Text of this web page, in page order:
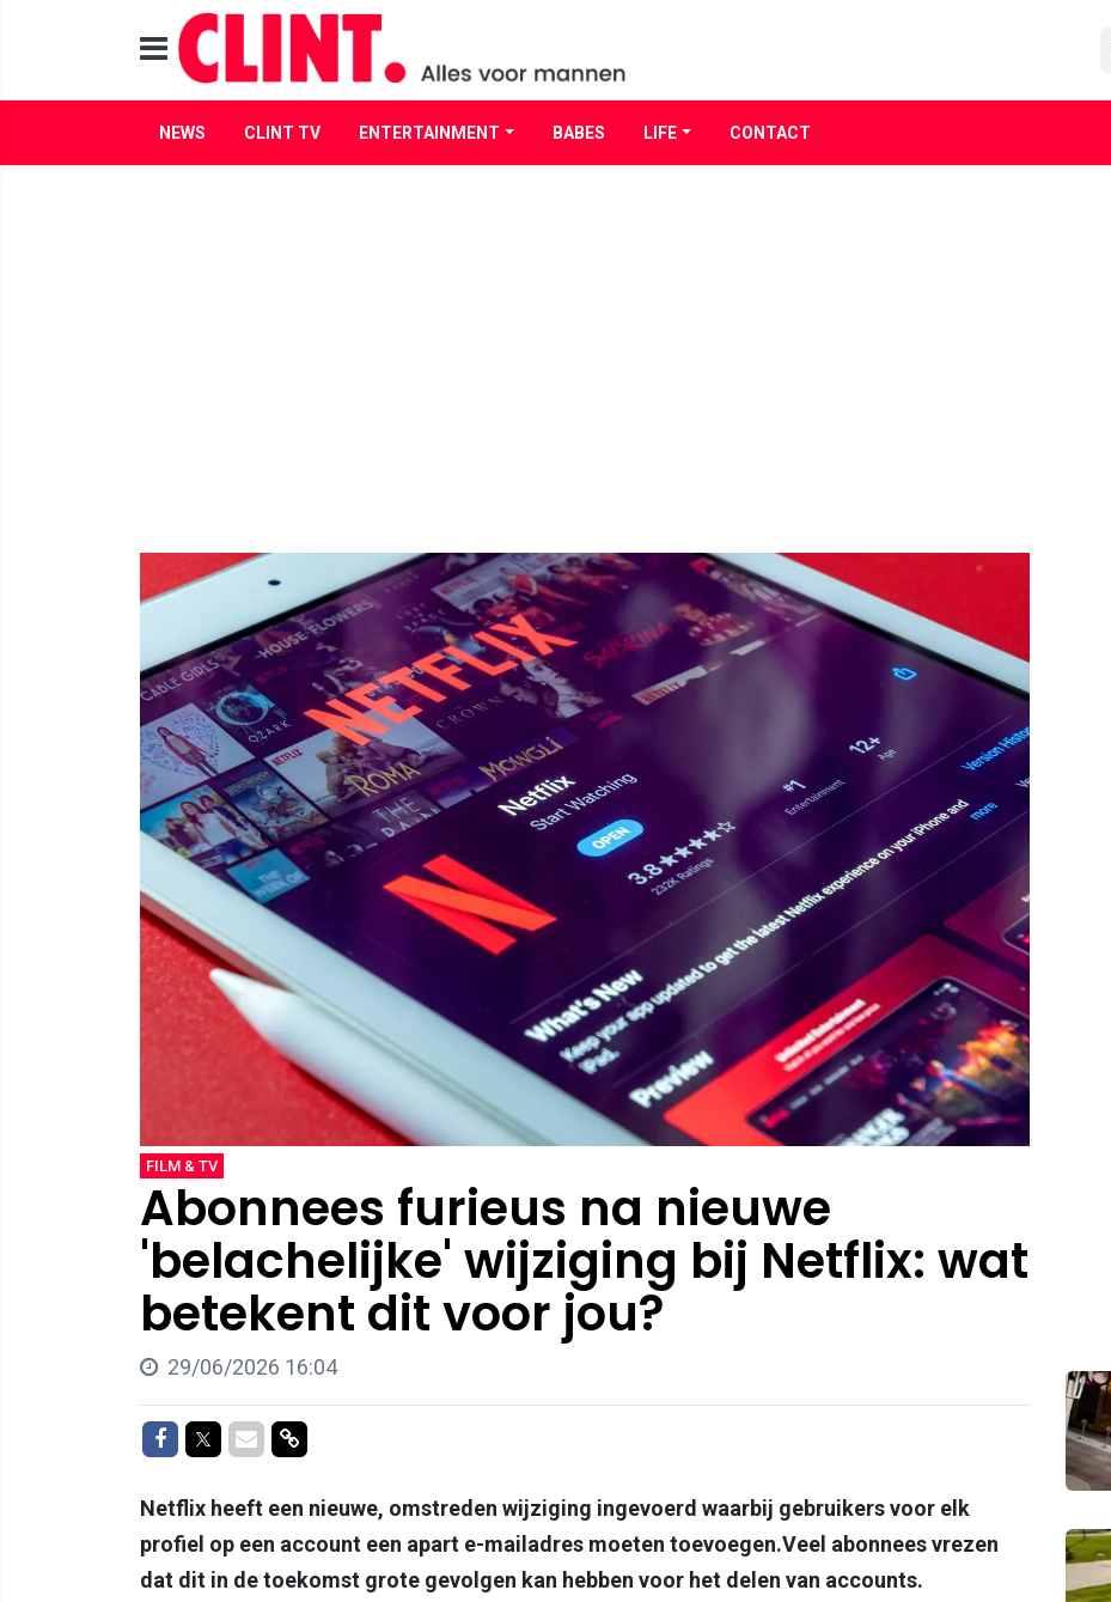
NEWS CLINT TV ENTERTAINMENT BABES LIFE CONTACT
FILM & TV
Abonnees furieus na nieuwe
'belachelijke' wijziging bij Netflix: wat
betekent dit voor jou?
29/06/2026 16:04
Delen op Facebook
Delen op Twitter
Delen via Mail
Delen via link
Netflix heeft een nieuwe, omstreden wijziging ingevoerd waarbij gebruikers voor elk
profiel op een account een apart e-mailadres moeten toevoegen.Veel abonnees vrezen
dat dit in de toekomst grote gevolgen kan hebben voor het delen van accounts.